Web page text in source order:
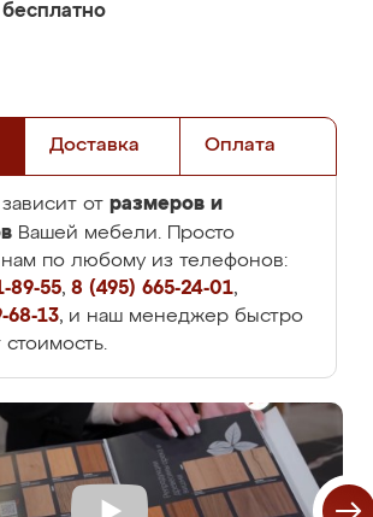
бесплатно
Доставка Оплата
от размеров и
Вашей мебели. Просто
нам по любому из телефонов:
89-55, 8 (495) 665-24-01,
68-13, и наш менеджер быстро
стоимость.